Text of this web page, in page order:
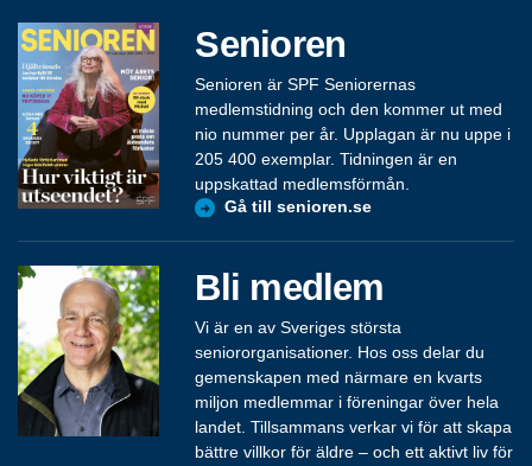
Senioren
Senioren är SPF Seniorernas
medlemstidning och den kommer ut med
nio nummer per år. Upplagan är nu uppe i
205 400 exemplar. Tidningen är en
uppskattad medlemsförmån.
Gå till senioren.se
Bli medlem
Vi är en av Sveriges största
seniororganisationer. Hos oss delar du
gemenskapen med närmare en kvarts
miljon medlemmar i föreningar över hela
landet. Tillsammans verkar vi för att skapa
bättre villkor för äldre – och ett aktivt liv för